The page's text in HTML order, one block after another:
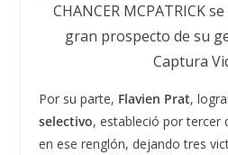
CHANCER MCPATRICK
gran prospecto de su
Captura
Por su parte, Flavien Prat,
selectivo, estableció por tercer
en ese renglón, dejando tres